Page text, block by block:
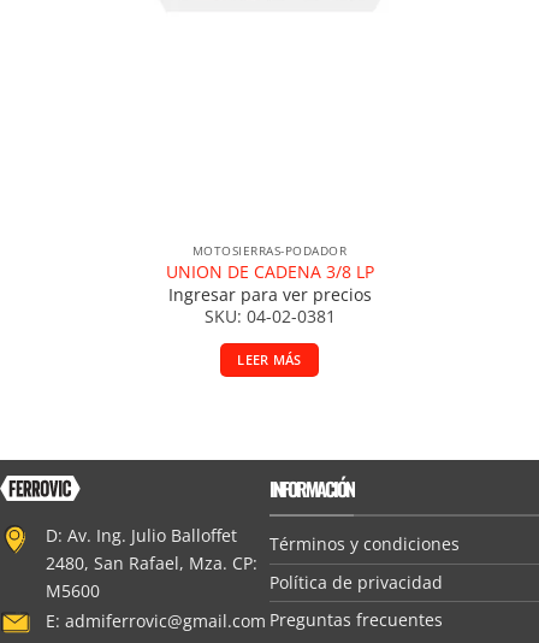
MOTOSIERRAS-PODADOR
UNION DE CADENA 3/8 LP
Ingresar para ver precios
SKU: 04-02-0381
LEER MÁS
D: Av. Ing. Julio Balloffet
2480, San Rafael, Mza. CP:
M5600
E: admiferrovic@gmail.com
INFORMACIÓN
Términos y condiciones
Política de privacidad
Preguntas frecuentes